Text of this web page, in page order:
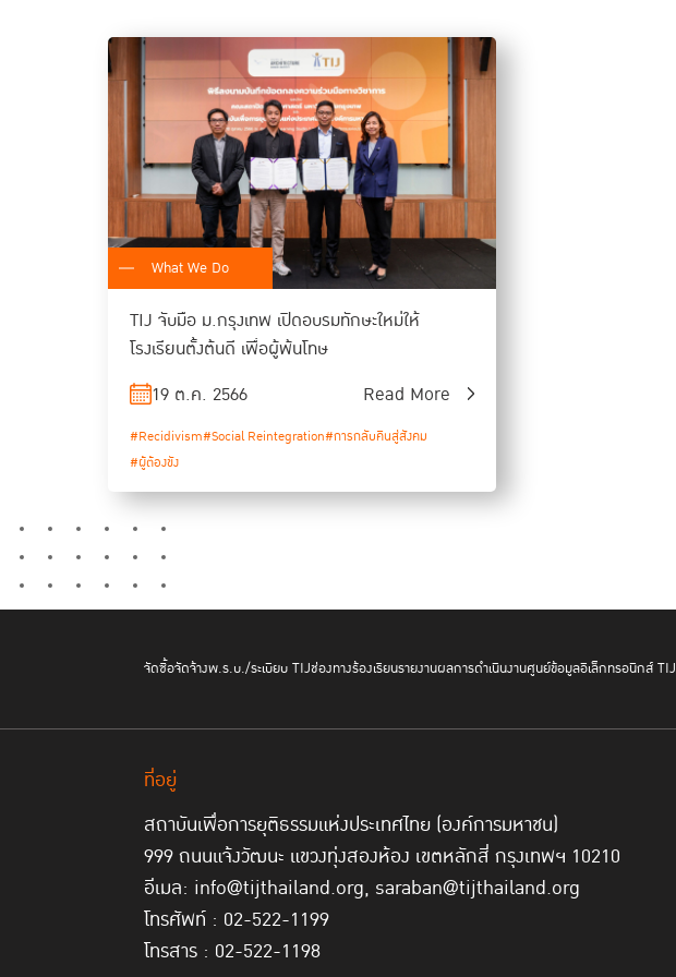
What We Do
TIJ จับมือ ม.กรุงเทพ เปิดอบรมทักษะใหม่ให้
โรงเรียนตั้งต้นดี เพื่อผู้พ้นโทษ
19 ต.ค. 2566
Read More
#Recidivism#Social Reintegration#การกลับคืนสู่สังคม
#ผู้ต้องขัง
จัดซื้อจัดจ้างพ.ร.บ./ระเบียบ TIJช่องทางร้องเรียนรายงานผลการดำเนินงานศูนย์ข้อมูลอิเล็กทรอนิกส์ TIJ
ที่อยู่
สถาบันเพื่อการยุติธรรมแห่งประเทศไทย (องค์การมหาชน)
999 ถนนแจ้งวัฒนะ แขวงทุ่งสองห้อง เขตหลักสี่ กรุงเทพฯ 10210
อีเมล: info@tijthailand.org, saraban@tijthailand.org
โทรศัพท์ : 02-522-1199
โทรสาร : 02-522-1198